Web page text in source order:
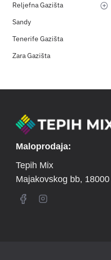
Reljefna Gazišta
Sandy
Tenerife Gazišta
Zara Gazišta
Maloprodaja:
Tepih Mix
Majakovskog bb,